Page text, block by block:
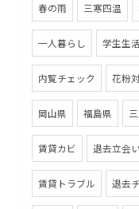
春の雨 三寒四温
一人暮らし 学生生
内覧チェック 花粉
岡山県 福島県
賃貸カビ 退去立会い
賃貸トラブル 退去